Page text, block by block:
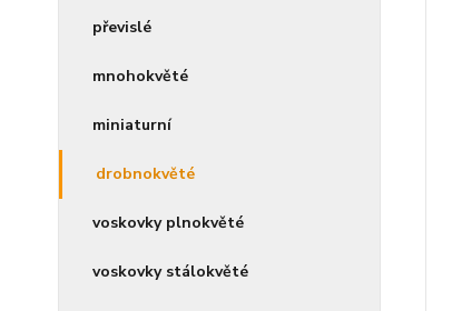
převislé
mnohokvěté
miniaturní
drobnokvěté
voskovky plnokvěté
voskovky stálokvěté